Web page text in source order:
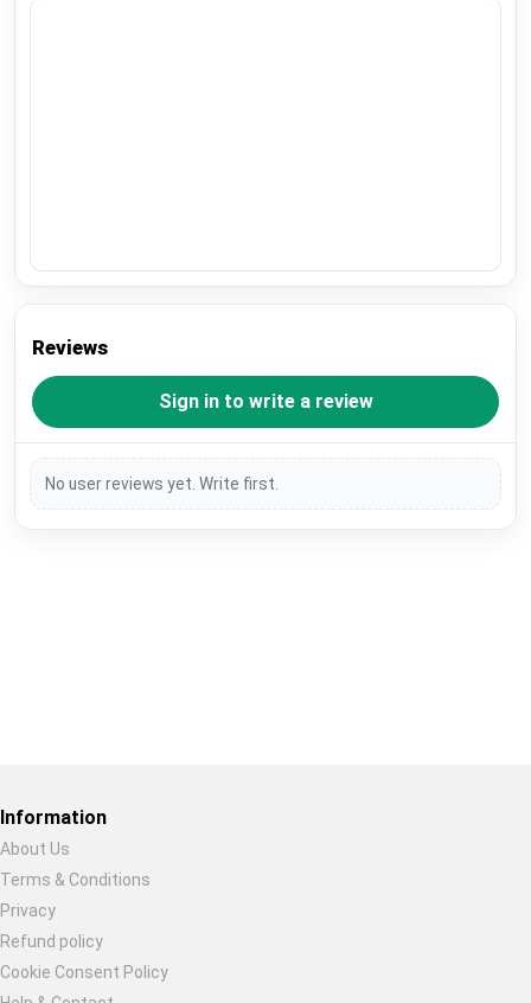
Reviews
Sign in to write a review
No user reviews yet. Write first.
Information
About Us
Terms & Conditions
Privacy
Refund policy
Cookie Consent Policy